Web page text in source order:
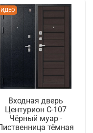
Входная дверь
Центурион C-107
Чёрный муар -
тёмная